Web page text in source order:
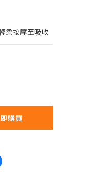
柔按摩至吸收
購買